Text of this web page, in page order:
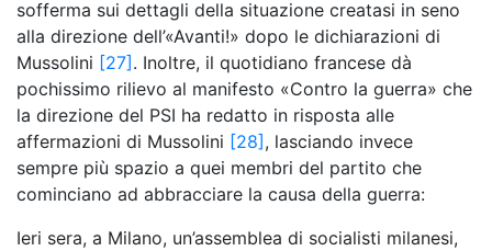
sofferma sui dettagli della situazione creatasi in seno
alla direzione dell’«Avanti!» dopo le dichiarazioni di
Mussolini [27]. Inoltre, il quotidiano francese dà
pochissimo rilievo al manifesto «Contro la guerra» che
la direzione del PSI ha redatto in risposta alle
affermazioni di Mussolini [28], lasciando invece
sempre più spazio a quei membri del partito che
cominciano ad abbracciare la causa della guerra:
Ieri sera, a Milano, un’assemblea di socialisti milanesi,